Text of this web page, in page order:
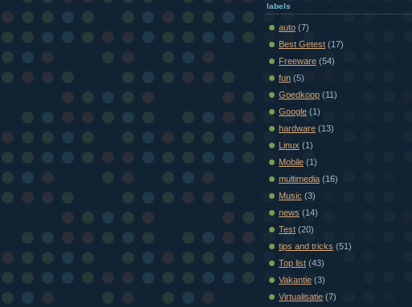
labels
auto (7)
Best Getest (17)
Freeware (54)
fun (5)
Goedkoop (11)
Google (1)
hardware (13)
Linux (1)
Mobile (1)
multimedia (16)
Music (3)
news (14)
Test (20)
tips and tricks (51)
Top list (43)
Vakantie (3)
Virtualisatie (7)